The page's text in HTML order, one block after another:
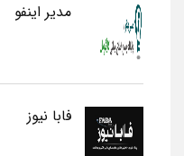
مدیر اینفو
فابا نیوز